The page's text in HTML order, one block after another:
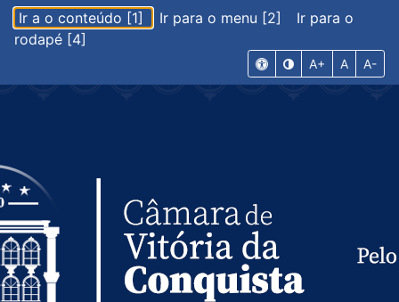
Ir a o conteúdo [1] Ir para o menu [2]
Ir para o
rodapé [4]
A+ A A-